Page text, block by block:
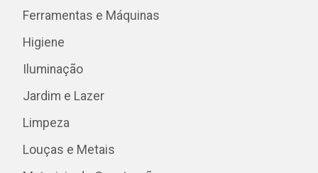
Ferramentas e Máquinas
Higiene
Iluminação
Jardim e Lazer
Limpeza
Louças e Metais